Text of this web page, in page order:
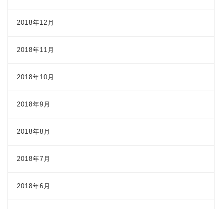
2018年12月
2018年11月
2018年10月
2018年9月
2018年8月
2018年7月
2018年6月